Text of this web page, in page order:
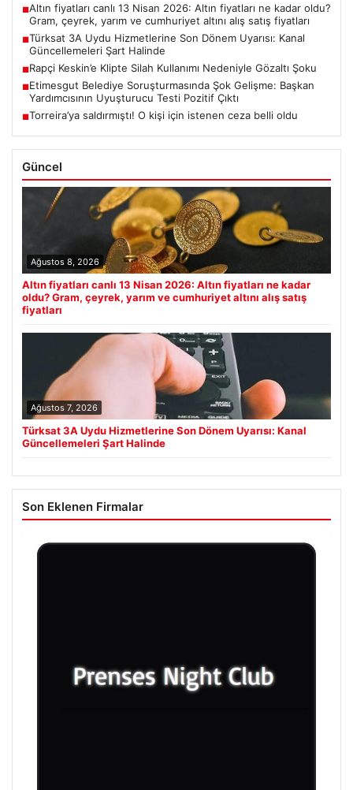
■Altın fiyatları canlı 13 Nisan 2026: Altın fiyatları ne kadar oldu?
Gram, çeyrek, yarım ve cumhuriyet altını alış satış fiyatları
■Türksat 3A Uydu Hizmetlerine Son Dönem Uyarısı: Kanal
Güncellemeleri Şart Halinde
■Rapçi Keskin’e Klipte Silah Kullanımı Nedeniyle Gözaltı Şoku
■Etimesgut Belediye Soruşturmasında Şok Gelişme: Başkan
Yardımcısının Uyuşturucu Testi Pozitif Çıktı
■Torreira’ya saldırmıştı! O kişi için istenen ceza belli oldu
Güncel
Ağustos 8, 2026
Altın fiyatları canlı 13 Nisan 2026: Altın fiyatları ne kadar
oldu? Gram, çeyrek, yarım ve cumhuriyet altını alış satış
fiyatları
Ağustos 7, 2026
Türksat 3A Uydu Hizmetlerine Son Dönem Uyarısı: Kanal
Güncellemeleri Şart Halinde
Son Eklenen Firmalar